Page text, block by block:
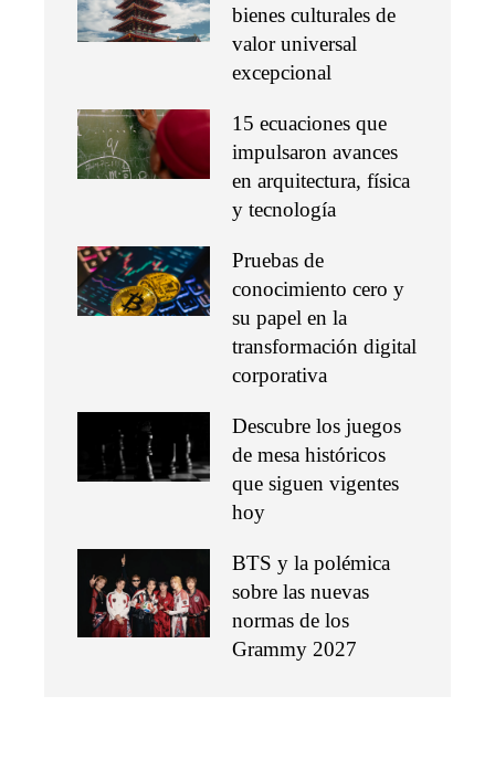
bienes culturales de
valor universal
excepcional
15 ecuaciones que
impulsaron avances
en arquitectura, física
y tecnología
Pruebas de
conocimiento cero y
su papel en la
transformación digital
corporativa
Descubre los juegos
de mesa históricos
que siguen vigentes
hoy
BTS y la polémica
sobre las nuevas
normas de los
Grammy 2027